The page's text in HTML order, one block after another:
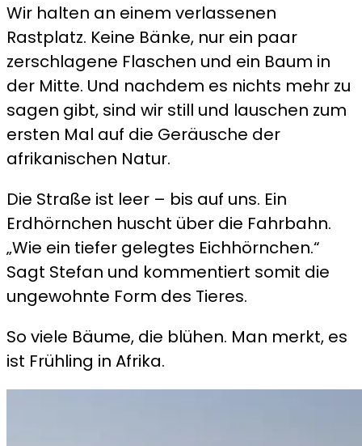
Wir halten an einem verlassenen
Rastplatz. Keine Bänke, nur ein paar
zerschlagene Flaschen und ein Baum in
der Mitte. Und nachdem es nichts mehr zu
sagen gibt, sind wir still und lauschen zum
ersten Mal auf die Geräusche der
afrikanischen Natur.
Die Straße ist leer – bis auf uns. Ein
Erdhörnchen huscht über die Fahrbahn.
„Wie ein tiefer gelegtes Eichhörnchen.“
Sagt Stefan und kommentiert somit die
ungewohnte Form des Tieres.
So viele Bäume, die blühen. Man merkt, es
ist Frühling in Afrika.